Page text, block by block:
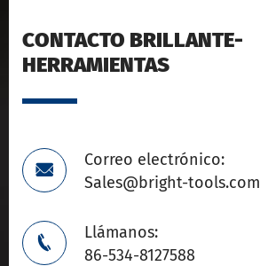
CONTACTO BRILLANTE-
HERRAMIENTAS

Correo electrónico:
Sales@bright-tools.com

Llámanos:
86-534-8127588